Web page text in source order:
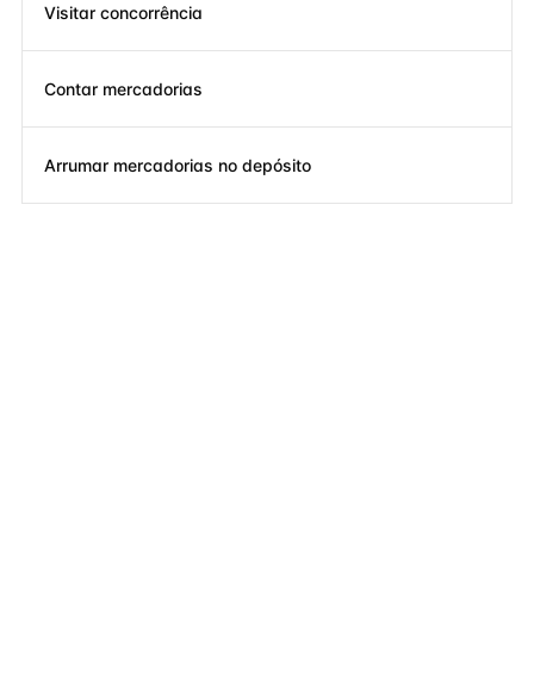
Visitar concorrência
Contar mercadorias
Arrumar mercadorias no depósito